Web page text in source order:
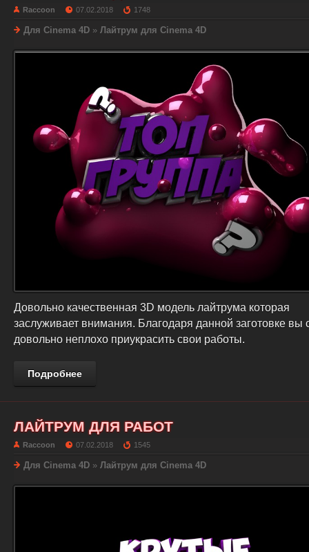
Raccoon 07.02.2018 1748
Для Cinema 4D » Лайтрум для Cinema 4D
Довольно качественная 3D модель лайтрума которая
заслуживает внимания. Благодаря данной заготовке вы
довольно неплохо приукрасить свои работы.
Подробнее
ЛАЙТРУМ ДЛЯ РАБОТ
Raccoon 07.02.2018 1545
Для Cinema 4D » Лайтрум для Cinema 4D